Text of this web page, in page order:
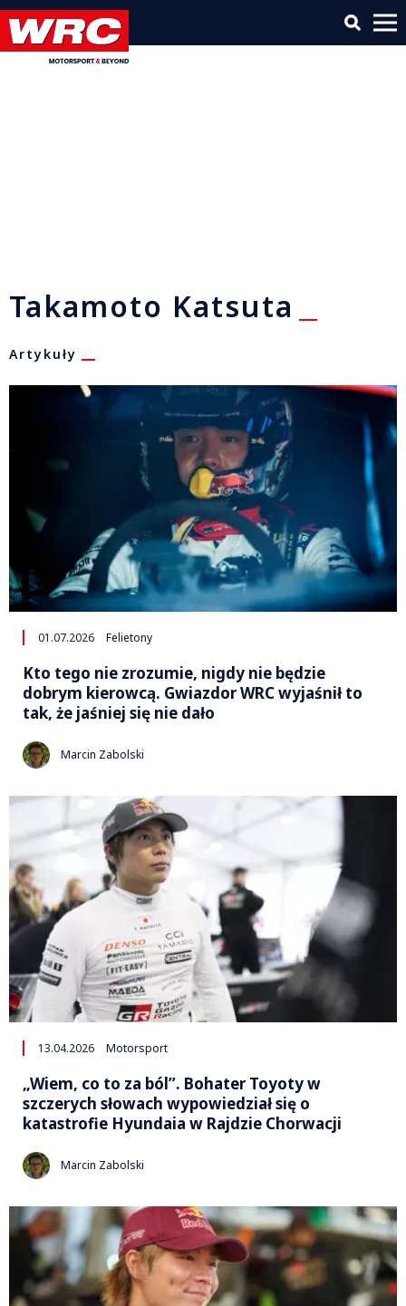
Takamoto Katsuta
Artykuły
01.07.2026 Felietony
Kto tego nie zrozumie, nigdy nie będzie
dobrym kierowcą. Gwiazdor WRC wyjaśnił to
tak, że jaśniej się nie dało
Marcin Zabolski
13.04.2026 Motorsport
„Wiem, co to za ból”. Bohater Toyoty w
szczerych słowach wypowiedział się o
katastrofie Hyundaia w Rajdzie Chorwacji
Marcin Zabolski